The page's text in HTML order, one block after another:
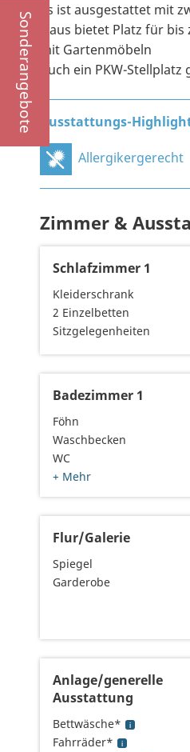
Sonderangebote
Es ist ausgestattet mit
Haus bietet Platz für
mit Gartenmöbeln
Auch ein PKW-
Ausstattungs-
Allergikergerecht
Zimmer &
Schlafzimmer 1
Kleiderschrank
2 Einzelbetten
Sitzgelegenheiten
Badezimmer 1
Föhn
Waschbecken
WC
+ Mehr
Flur/Galerie
Spiegel
Garderobe
Anlage/generelle
Ausstattung
Bettwäsche*
Fahrräder*